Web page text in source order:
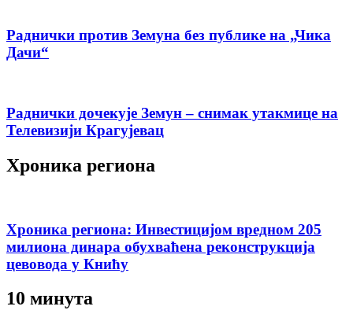
Раднички против Земуна без публике на „Чика
Дачи“
Раднички дочекује Земун – снимак утакмице на
Телевизији Крагујевац
Хроника региона
Хроника региона: Инвестицијом вредном 205
милиона динара обухваћена реконструкција
цевовода у Книћу
10 минута